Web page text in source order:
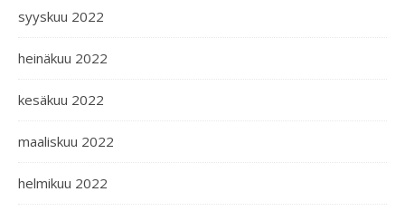
syyskuu 2022
heinäkuu 2022
kesäkuu 2022
maaliskuu 2022
helmikuu 2022